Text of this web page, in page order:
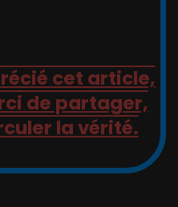
cet article,
de partager,
la vérité.